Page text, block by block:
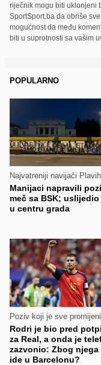
riječnik mogu biti uklonjeni
SportSport.ba da obriše
mogućnost da među
biti u suprotnosti sa vašim
POPULARNO
Najvatreniji navijači Plavih
Manijaci napravili
meč sa BSK;
u centru grada
Poziv koji je sve
Rodri je bio pred
za Real, a onda je
zazvonio: Zbog njega
ide u Barcelonu?